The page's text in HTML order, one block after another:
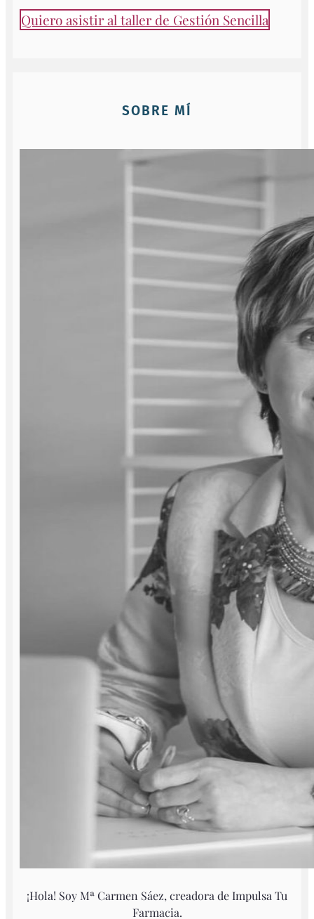
Quiero asistir al taller de Gestión Sencilla
SOBRE MÍ
¡Hola! Soy Mª Carmen Sáez, creadora de Impulsa Tu
Farmacia.